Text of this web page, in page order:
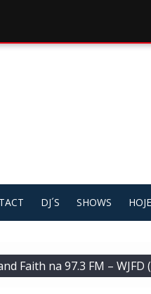
DJ´S SHOWS
Faith na 97.3 FM –